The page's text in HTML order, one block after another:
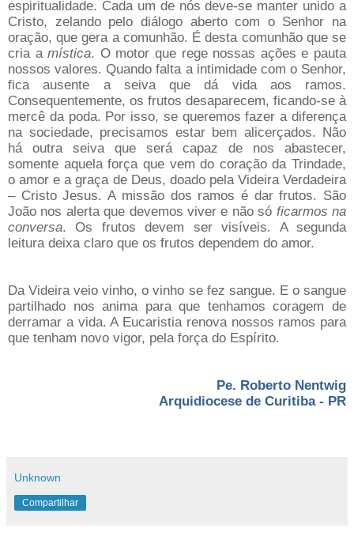
espiritualidade. Cada um de nós deve-se manter unido a
Cristo, zelando pelo diálogo aberto com o Senhor na
oração, que gera a comunhão. É desta comunhão que se
cria amística. O motor que rege nossas ações e pauta
nossos valores. Quando falta a intimidade com o Senhor,
fica ausente a seiva que dá vida aos ramos.
Consequentemente, os frutos desaparecem, ficando-se à
mercê da poda. Por isso, se queremos fazer a diferença
na sociedade, precisamos estar bem alicerçados. Não
há outra seiva que será capaz de nos abastecer,
somente aquela força que vem do coração da Trindade,
o amor e a graça de Deus, doado pela Videira Verdadeira
– Cristo Jesus. A missão dos ramos é dar frutos. São
João nos alerta que devemos viver e não só ficarmos na
conversa. Os frutos devem ser visíveis. A segunda
leitura deixa claro que os frutos dependem do amor.
Da Videira veio vinho, o vinho se fez sangue. E o sangue
partilhado nos anima para que tenhamos coragem de
derramar a vida. A Eucaristia renova nossos ramos para
que tenham novo vigor, pela força do Espírito.
Pe. Roberto Nentwig
Arquidiocese de Curitiba - PR
Unknown
Compartilhar